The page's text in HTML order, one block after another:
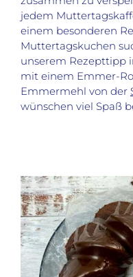
jedem
einem besonderen
Muttertagskuchen
unserem Rezepttipp
mit einem Emmer-
Emmermehl von der
wünschen viel Spaß